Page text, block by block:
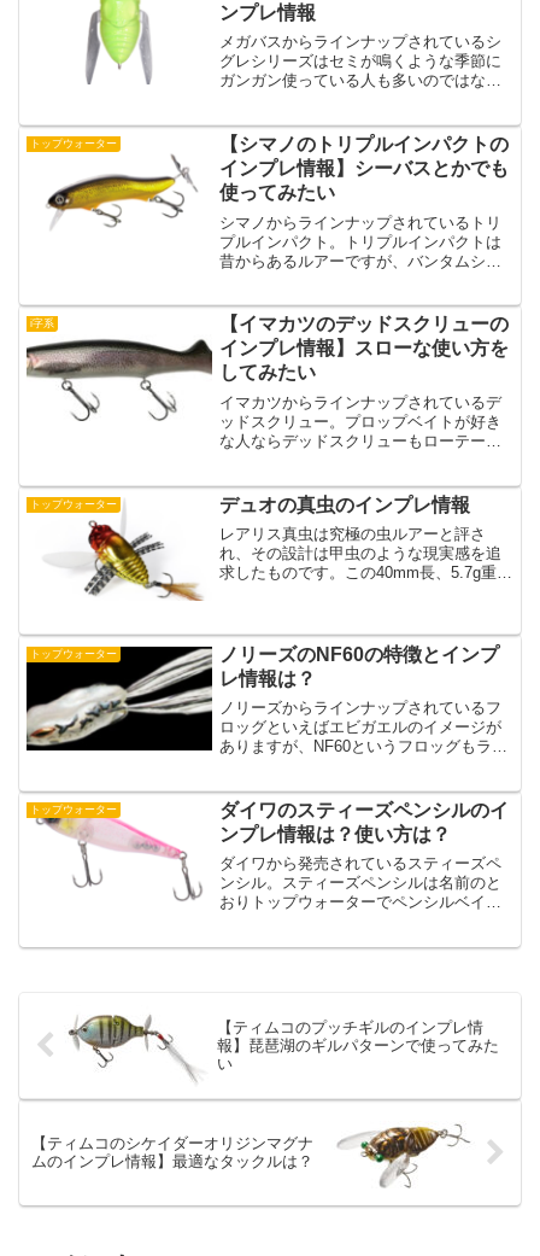
ンプレ情報
メガバスからラインナップされているシ
グレシリーズはセミが鳴くような季節に
ガンガン使っている人も多いのではない
す。いったい、ナノシグレはどんな特徴
のルアーなのでしょうか？...
トップウォーター
【シマノのトリプルインパクトの
インプレ情報】シーバスとかでも
使ってみたい
シマノからラインナップされているトリ
プルインパクト。トリプルインパクトは
昔からあるルアーですが、バンタムシリ
プルインパクトはどんな特徴があるので
しょうか？ということで、...
i字系
【イマカツのデッドスクリューの
インプレ情報】スローな使い方を
してみたい
イマカツからラインナップされているデ
ッドスクリュー。プロップベイトが好き
な人ならデッドスクリューもローテーシ
な特徴があるのでしょうか？ということ
で、この記事ではイマカツ...
トップウォーター デュオの真虫のインプレ情報
レアリス真虫は究極の虫ルアーと評さ
れ、その設計は甲虫のような現実感を追
求したものです。この40mm長、5.7g重の
ース構造からなる背部と腹部がベリーフ
ックのヒートンを...
トップウォーター
ノリーズのNF60の特徴とインプ
レ情報は？
ノリーズからラインナップされているフ
ロッグといえばエビガエルのイメージが
ありますが、NF60というフロッグもライ
か？ということで、この記事ではノリー
ズのNF60の特...
トップウォーター
ダイワのスティーズペンシルのイ
ンプレ情報は？使い方は？
ダイワから発売されているスティーズペ
ンシル。スティーズペンシルは名前のと
おりトップウォーターでペンシルベイト
【ティムコのプッチギルのインプレ情
報】琵琶湖のギルパターンで使ってみた
い
【ティムコのシケイダーオリジンマグナ
ムのインプレ情報】最適なタックルは？